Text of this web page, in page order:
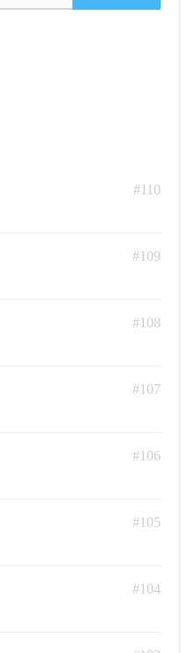
#110
#109
#108
#107
#106
#105
#104